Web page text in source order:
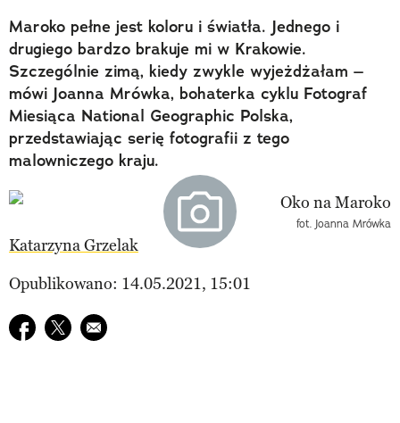
Maroko pełne jest koloru i światła. Jednego i
drugiego bardzo brakuje mi w Krakowie.
Szczególnie zimą, kiedy zwykle wyjeżdżałam –
mówi Joanna Mrówka, bohaterka cyklu Fotograf
Miesiąca National Geographic Polska,
przedstawiając serię fotografii z tego
malowniczego kraju.
fot. Joanna Mrówka
Katarzyna Grzelak
Opublikowano: 14.05.2021, 15:01
Udostępnij na facebook
Udostępnij na twitter
E-mail do przyjaciela